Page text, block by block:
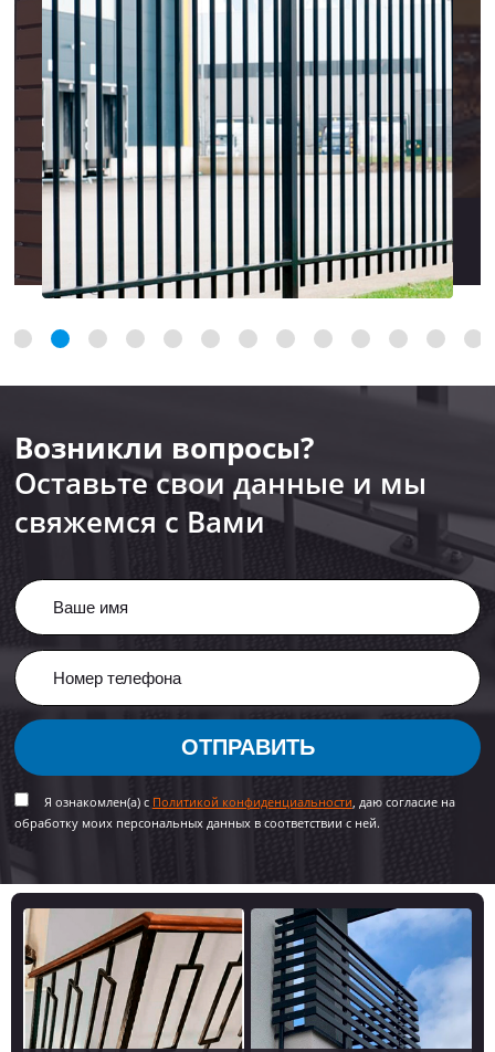
Возникли вопросы?
Оставьте свои данные и мы
свяжемся с Вами
ОТПРАВИТЬ
Я ознакомлен(а) с Политикой конфиденциальности, даю согласие на
обработку моих персональных данных в соответствии с ней.